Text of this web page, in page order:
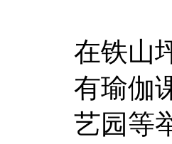
在铁山
有瑜伽
艺园等